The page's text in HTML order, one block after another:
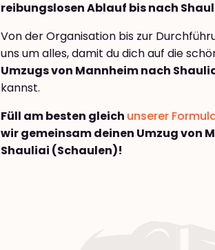
reibungslosen Ablauf bis nach
Von der Organisation bis zur
uns um alles, damit du dich auf die
Umzugs von Mannheim nach
kannst.
Füll am besten gleich unserer
wir gemeinsam deinen Umzug von
Shauliai (Schaulen)!